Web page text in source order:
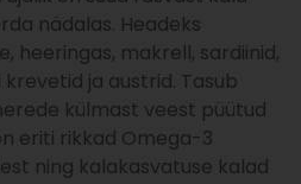
nädalas. Headeks
heeringas, makrell, sardiinid,
ja austrid. Tasub
külmast veest püütud
eriti rikkad Omega-3
ning kalakasvatuse kalad